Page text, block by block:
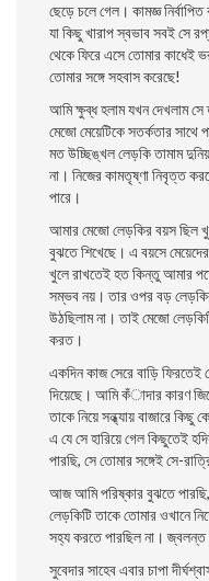
ছেড়ে চলে গেল। কামজ্ঞ
যা কিছু খারাপ স্বভাব সবই সে
থেকে ফিরে এসে তােমার কাধেই
তােমার সঙ্গে সহবাস করেছে!
আমি ক্ষুব্ধ হলাম যখন দেখলাম সে
মেজো মেয়েটিকে সতর্কতার সাথে
মত উচ্ছিঙ্খল লেড়কি তামাম
না। নিজের কামতৃষ্ণা নিবৃত্ত
পারে।
আমার মেজো লেড়কির বয়স ছিল
বুঝতে শিখেছে। এ বয়সে
খুলে রাখতেই হত কিন্তু আমার
সম্ভব নয়। তার ওপর বড়
উঠছিলাম না। তাই মেজো
করত।
একদিন কাজ সেরে বাড়ি ফিরতেই
দিয়েছে। আমি কঁাদার কারণ
তাকে নিয়ে সন্ধ্যায় বাজারে কিছু
এ যে সে হারিয়ে গেল কিছুতেই
পারছি, সে তােমার সঙ্গেই সে-
আজ আমি পরিষ্কার বুঝতে
লেড়কিটি তাকে তােমার ওখানে
সহ্য করতে পারছিল না। জ্বলন্ত
সুবেদার সাহেব এবার চাপা